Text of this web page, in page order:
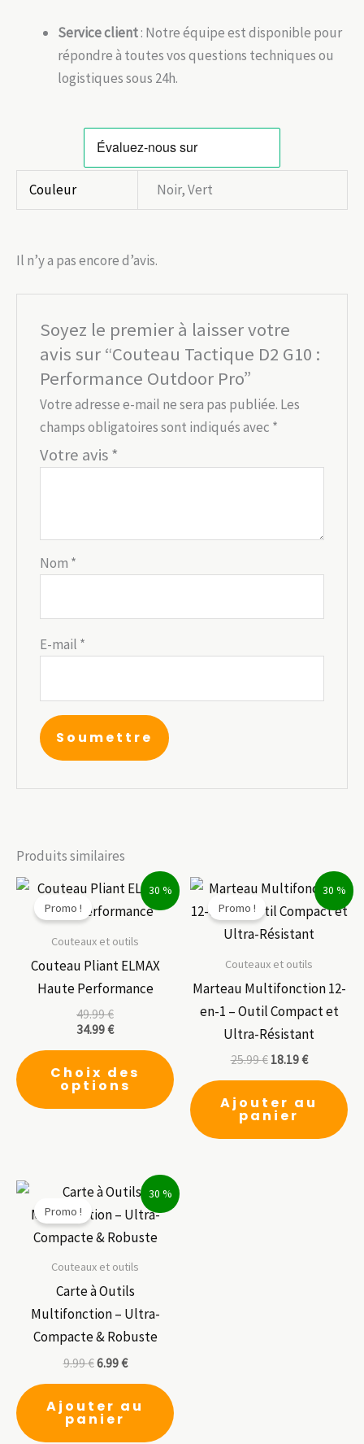
Service client: Notre équipe est disponible pour
répondre à toutes vos questions techniques ou
logistiques sous 24h.
Couleur Noir, Vert
Il n’y a pas encore d’avis.
Soyez le premier à laisser votre
avis sur “Couteau Tactique D2 G10 :
Performance Outdoor Pro”
Votre adresse e-mail ne sera pas publiée. Les
champs obligatoires sont indiqués avec *
Votre avis*
Nom *
E-mail *
Produits similaires
30 %
Promo !
Couteaux et outils
Couteau Pliant ELMAX
Haute Performance
49.99€
34.99€
Choix des
options
produit
plusieurs
options
peuvent
30 %
Promo !
Couteaux et outils
Marteau Multifonction 12-
en-1 – Outil Compact et
Ultra-Résistant
25.99€ 18.19€
Ajouter au
panier
30 %
Promo !
Couteaux et outils
Carte à Outils
Multifonction – Ultra-
Compacte & Robuste
9.99€6.99€
Ajouter au
panier